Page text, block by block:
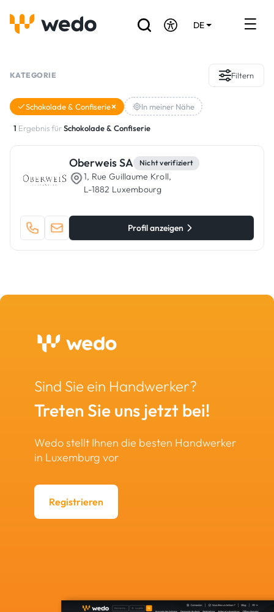
DE
Referenzen
Stellenbörse
Sind Sie Handwerker?
Einloggen
KATEGORIE Filtern
Schokolade & Confiserie In meiner Nähe
1 Ergebnis fürSchokolade & Confiserie
Oberweis SA Nicht verifiziert
1, Rue Guillaume Kroll,
L-1882 Luxembourg
Profil anzeigen
Sind Sie ein Handwerker?
Treten Sie uns jetzt bei!
Wedo stellt Ihnen die besten Handwerker
in Luxemburg vor
Registrieren